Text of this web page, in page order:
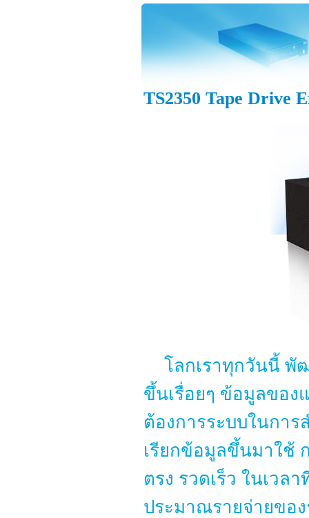
TS2350 Tape Drive
โลกเราทุกวันนี้ พั
ขึ้นเรื่อยๆ ข้อมูลของ
ต้องการระบบในการ
เรียกข้อมูลขึ้นมาใช้
ตรง รวดเร็ว ในเว
ประมาณรายจ่ายขอ